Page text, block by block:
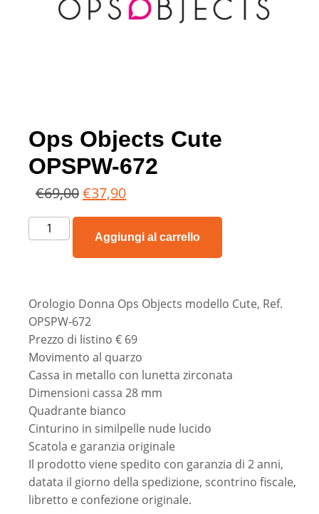
Ops Objects Cute
OPSPW-672
€69,00€37,90
Aggiungi al carrello
Orologio Donna Ops Objects modello Cute, Ref.
OPSPW-672
Prezzo di listino € 69
Movimento al quarzo
Cassa in metallo con lunetta zirconata
Dimensioni cassa 28 mm
Quadrante bianco
Cinturino in similpelle nude lucido
Scatola e garanzia originale
Il prodotto viene spedito con garanzia di 2 anni,
datata il giorno della spedizione, scontrino fiscale,
libretto e confezione originale.